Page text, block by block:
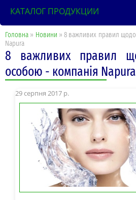
КАТАЛОГ ПРОДУКЦИИ
Головна » Новини » 8 важливих правил
Napura
8 важливих правил
особою - компанія Napura
29 серпня 2017 р.